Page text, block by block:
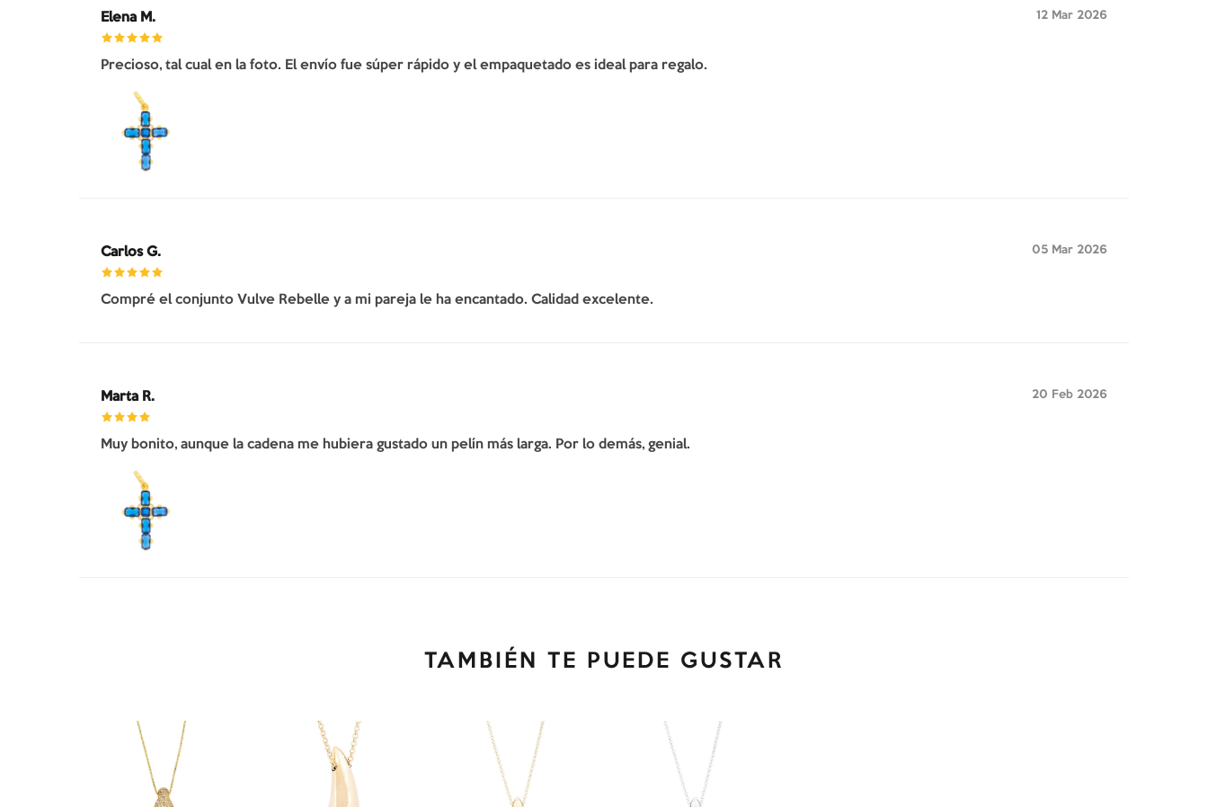
Elena M. 12 Mar 2026
Precioso, tal cual en la foto. El envío fue súper rápido y el empaquetado es ideal para regalo.
Carlos G. 05 Mar 2026
Compré el conjunto Vulve Rebelle y a mi pareja le ha encantado. Calidad excelente.
Marta R. 20 Feb 2026
Muy bonito, aunque la cadena me hubiera gustado un pelín más larga. Por lo demás, genial.
TAMBIÉN TE PUEDE GUSTAR